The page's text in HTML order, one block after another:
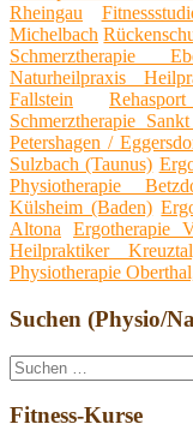
Rheingau
Michelbach
Schmerztherapie
Naturheilpraxis
Fallstein
Schmerztherapie
Petershagen /
Sulzbach (Taunus)
Physiotherapie
Külsheim (Baden)
Altona
Ergotherapie
Heilpraktiker
Physiotherapie
Suchen (Physio/
Suche
nach:
Fitness-Kurse